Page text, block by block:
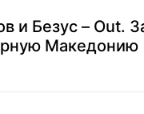
и Безус – Out.
Македонию